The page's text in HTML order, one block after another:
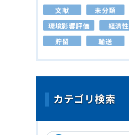
文献
未分類
環境影響評価
経済性
貯留
輸送
カテゴリ検索